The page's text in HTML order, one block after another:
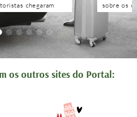
chegaram
horário
nos aguardaram
muito atenciosos.
trabalho. Podem
sem medo!!!!
sobre os
agendados
às
recebidas
os outros sites do Portal: